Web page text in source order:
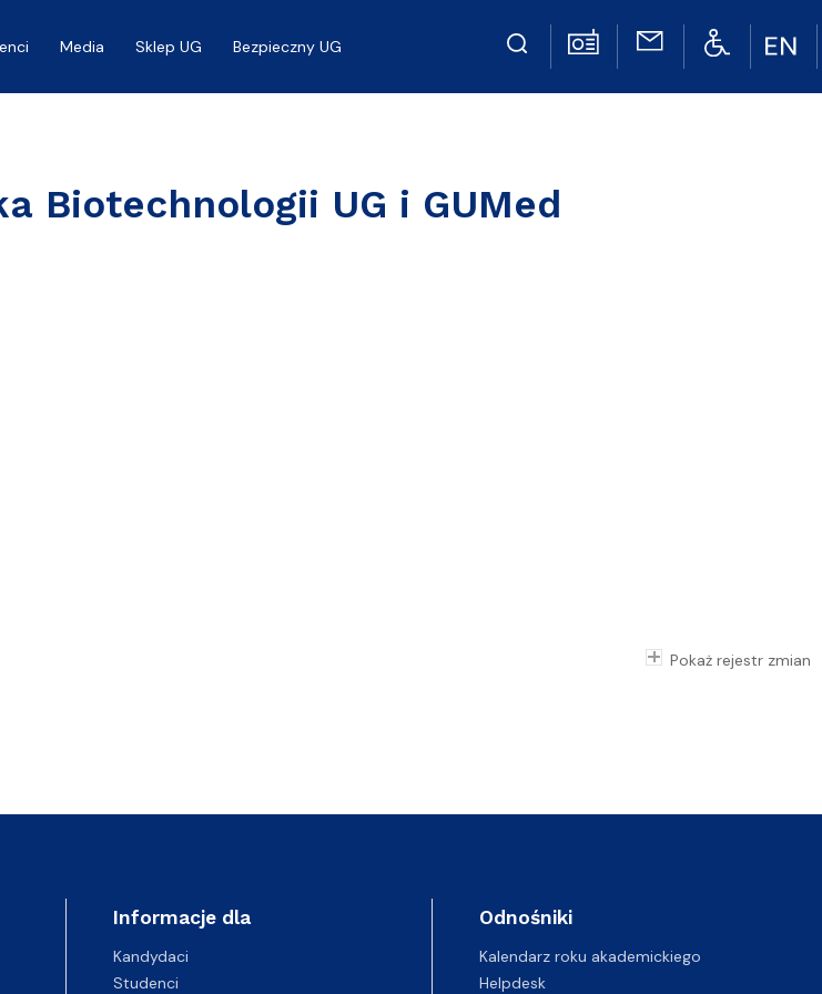
Media Sklep UG Bezpieczny UG
Biotechnologii UG i GUMed
Pokaż rejestr zmian
Informacje dla
Kandydaci
Studenci
Odnośniki
Kalendarz roku akademickiego
Helpdesk